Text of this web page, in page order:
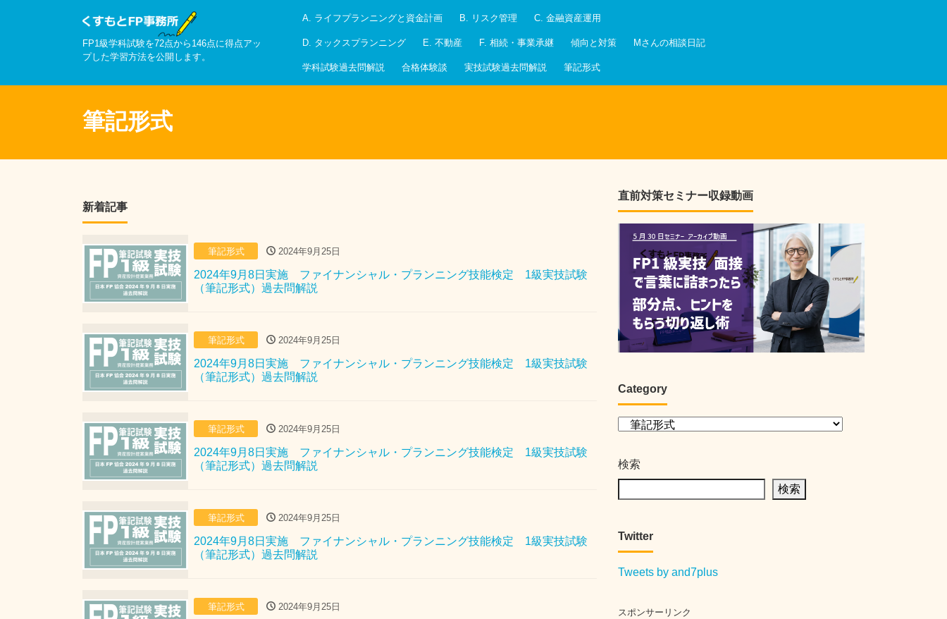
FP1級学科試験を72点から146点に得点アッ
プした学習方法を公開します。
A. ライフプランニングと資金計画 B. リスク管理 C. 金融資産運用
D. タックスプランニング E. 不動産 F. 相続・事業承継 傾向と対策 Mさんの相談日記
学科試験過去問解説 合格体験談 実技試験過去問解説 筆記形式
筆記形式
新着記事
筆記形式 2024年9月25日
2024年9月8日実施 ファイナンシャル・プランニング技能検定 1級実技試験
（筆記形式）過去問解説
筆記形式 2024年9月25日
2024年9月8日実施 ファイナンシャル・プランニング技能検定 1級実技試験
（筆記形式）過去問解説
筆記形式 2024年9月25日
2024年9月8日実施 ファイナンシャル・プランニング技能検定 1級実技試験
（筆記形式）過去問解説
筆記形式 2024年9月25日
2024年9月8日実施 ファイナンシャル・プランニング技能検定 1級実技試験
（筆記形式）過去問解説
筆記形式 2024年9月25日
直前対策セミナー収録動画
Category
検索
検索
Twitter
Tweets by and7plus
スポンサーリンク